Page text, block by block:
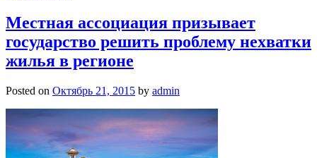
Местная ассоциация призывает
государство решить проблему нехватки
жилья в регионе
Posted on Октябрь 21, 2015 by admin